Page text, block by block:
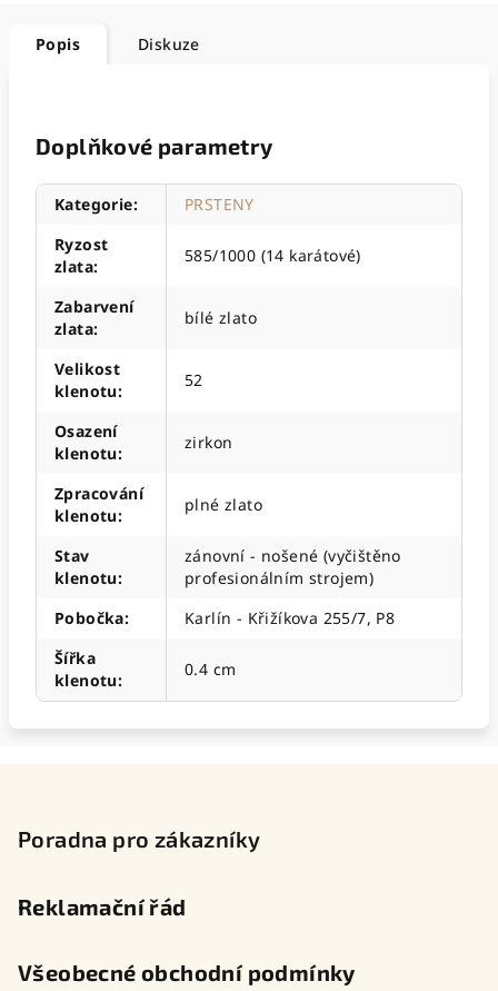
Popis Diskuze
Doplňkové parametry
Kategorie:
PRSTENY
Ryzost
zlata:
585/1000 (14 karátové)
Zabarvení
zlata:
bílé zlato
Velikost
klenotu:
52
Osazení
klenotu:
zirkon
Zpracování
klenotu:
plné zlato
Stav
klenotu:
zánovní - nošené (vyčištěno
profesionálním strojem)
Pobočka:
Karlín - Křižíkova 255/7, P8
Šířka
klenotu:
0.4 cm
Poradna pro zákazníky
Reklamační řád
Všeobecné obchodní podmínky